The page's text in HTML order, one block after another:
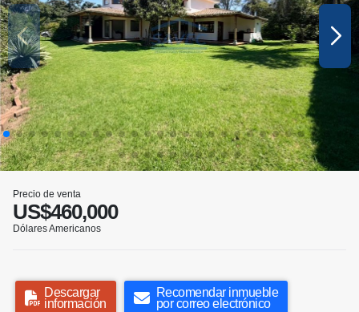
Precio de venta
US$460,000
Dólares Americanos
Descargar
información
Recomendar inmueble
por correo electrónico